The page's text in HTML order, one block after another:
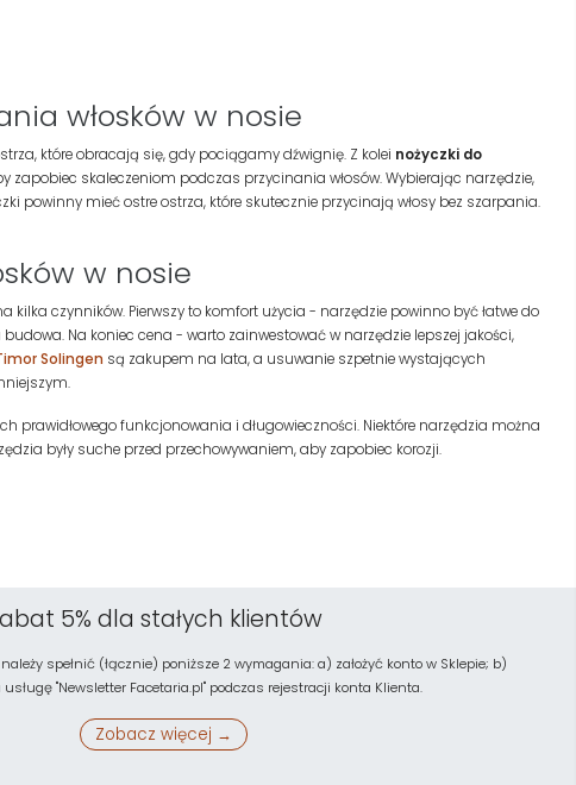
włosków w nosie
które obracają się, gdy pociągamy dźwignię. Z kolei nożyczki do
skaleczeniom podczas przycinania włosów. Wybierając narzędzie,
powinny mieć ostre ostrza, które skutecznie przycinają włosy bez szarpania.
w nosie
kilka czynników. Pierwszy to komfort użycia - narzędzie powinno być łatwe do
Na koniec cena - warto zainwestować w narzędzie lepszej jakości,
Solingen są zakupem na lata, a usuwanie szpetnie wystających
prawidłowego funkcjonowania i długowieczności. Niektóre narzędzia można
były suche przed przechowywaniem, aby zapobiec korozji.
5% dla stałych klientów
spełnić (łącznie) poniższe 2 wymagania: a) założyć konto w Sklepie; b)
"Newsletter Facetaria.pl" podczas rejestracji konta Klienta.
Zobacz więcej →